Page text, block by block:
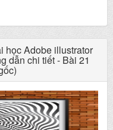
học Adobe illustrator
dẫn chi tiết - Bài 21